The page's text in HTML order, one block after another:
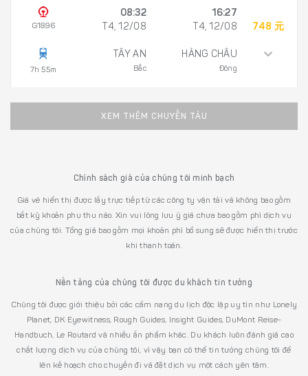
G1896
7h 55m
08:32
T4, 12/08
TÂY AN
Bắc
16:27
T4, 12/08
HÀNG CHÂU
Đông
748 元
XEM THÊM CHUYẾN TÀU
Chính sách giá của chúng tôi minh bạch
Giá vé hiển thị được lấy trực tiếp từ các công ty vận tải và không bao gồm
bất kỳ khoản phụ thu nào. Xin vui lòng lưu ý giá chưa bao gồm phí dịch vụ
của chúng tôi. Tổng giá bao gồm mọi khoản phí bổ sung sẽ được hiển thị trước
khi thanh toán.
Nền tảng của chúng tôi được du khách tin tưởng
Chúng tôi được giới thiệu bởi các cẩm nang du lịch độc lập uy tín như Lonely
Planet, DK Eyewitness, Rough Guides, Insight Guides, DuMont Reise-
Handbuch, Le Routard và nhiều ấn phẩm khác. Du khách luôn đánh giá cao
chất lượng dịch vụ của chúng tôi, vì vậy bạn có thể tin tưởng chúng tôi để
lên kế hoạch cho chuyến đi và đặt dịch vụ một cách yên tâm.